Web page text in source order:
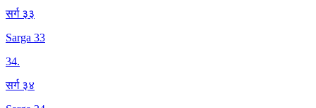
सर्ग ३३
Sarga 33
34.
सर्ग ३४